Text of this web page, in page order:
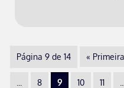
Página 9 de 14 « Primeira
8 9 10 11